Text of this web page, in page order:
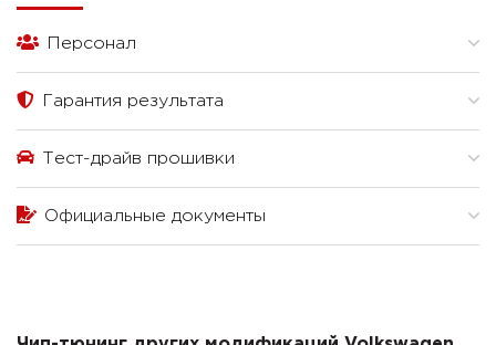
Персонал
Гарантия результата
Тест-драйв прошивки
Официальные документы